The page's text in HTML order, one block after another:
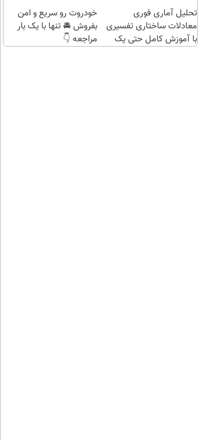
تحلیل آماری فوری
معادلات ساختاری تفسیری
با آموزش کامل حتی یک
خودروت رو سریع و امن
بفروش 🚘 تنها با یک بار
مراجعه 👇